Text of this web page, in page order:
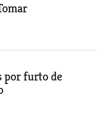
por furto de